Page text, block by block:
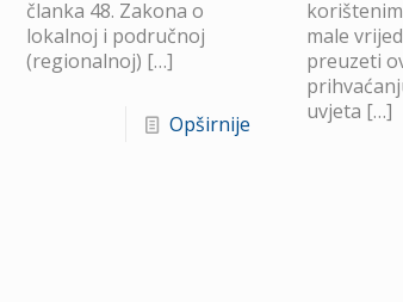
članka 48. Zakona o
lokalnoj i područnoj
(regionalnoj) […]
Opširnije
male
preuzeti
uvjeta […]